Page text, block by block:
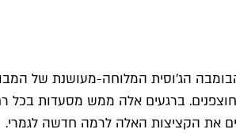
מהבומבה הג'וסית המלוחה-מעושנת
ברגעים אלה ממש מסעדות בכל
את הקציצות האלה לרמה חדשה לגמרי.